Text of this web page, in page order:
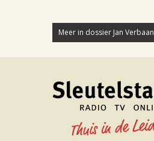
Meer in dossier Jan Verbaan